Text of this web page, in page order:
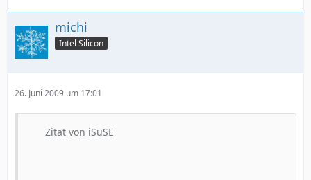
michi
Intel Silicon
26. Juni 2009 um 17:01
Zitat von iSuSE